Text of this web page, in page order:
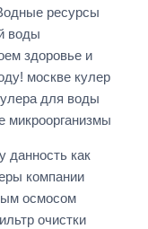
ресурсы
воды
здоровье и
москве кулер
для воды
микроорганизмы
данность как
компании
осмосом
очистки